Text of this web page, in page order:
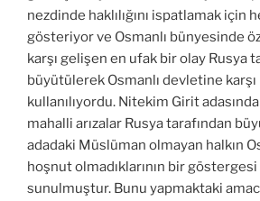
nezdinde haklılığını ispatlamak için
gösteriyor ve Osmanlı bünyesinde
karşı gelişen en ufak bir olay Rusya
büyütülerek Osmanlı devletine
kullanılıyordu. Nitekim Girit
mahalli arızalar Rusya tarafından
adadaki Müslüman olmayan halkın
hoşnut olmadıklarının bir
sunulmuştur. Bunu yapmaktaki